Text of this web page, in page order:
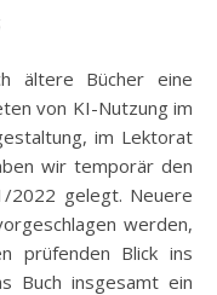
von KI-Nutzung im
im Lektorat
wir temporär den
2022 gelegt. Neuere
werden,
prüfenden Blick ins
Buch insgesamt ein